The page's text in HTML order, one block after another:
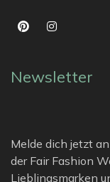
Newsletter
Melde dich jetzt
der Fair Fashion
Lieblingsmarken